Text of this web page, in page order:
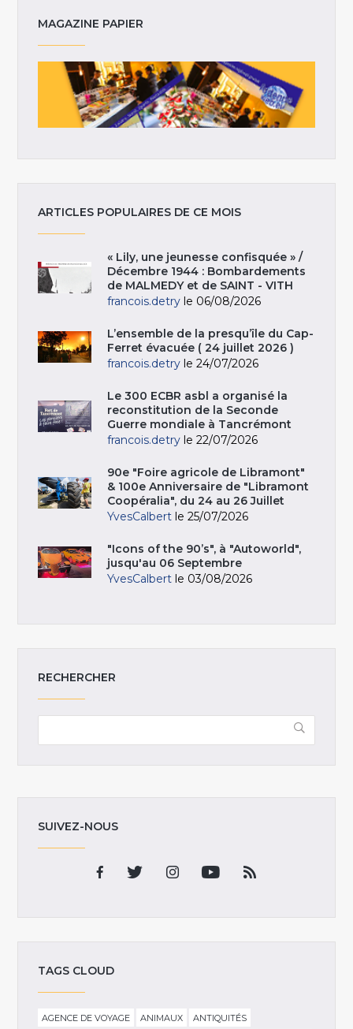
MAGAZINE PAPIER
ARTICLES POPULAIRES DE CE MOIS
« Lily, une jeunesse confisquée » /
Décembre 1944 : Bombardements
de MALMEDY et de SAINT - VITH
francois.detry le 06/08/2026
L’ensemble de la presqu’île du Cap-
Ferret évacuée ( 24 juillet 2026 )
francois.detry le 24/07/2026
Le 300 ECBR asbl a organisé la
reconstitution de la Seconde
Guerre mondiale à Tancrémont
francois.detry le 22/07/2026
90e "Foire agricole de Libramont"
& 100e Anniversaire de "Libramont
Coopéralia", du 24 au 26 Juillet
YvesCalbert le 25/07/2026
"Icons of the 90’s", à "Autoworld",
jusqu'au 06 Septembre
YvesCalbert le 03/08/2026
RECHERCHER
SUIVEZ-NOUS
TAGS CLOUD
AGENCE DE VOYAGE ANIMAUX
ANTIQUITÉS